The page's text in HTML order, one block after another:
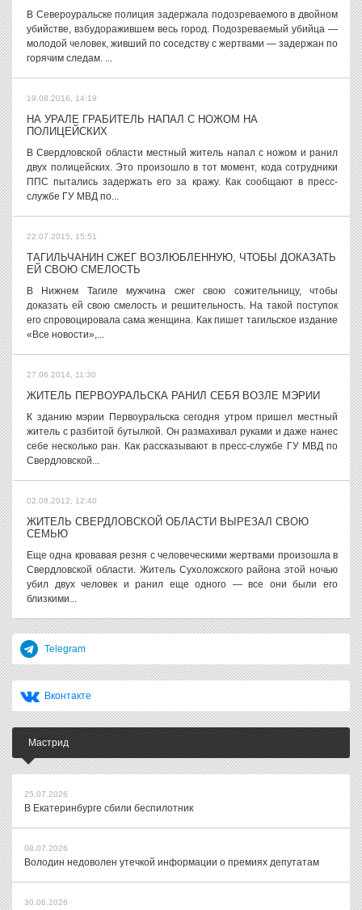
В Североуральске полиция задержала подозреваемого в двойном
убийстве, взбудоражившем весь город. Подозреваемый убийца —
молодой человек, живший по соседству с жертвами — задержан по
горячим следам. ...
19.08.2016, 14:19
НА УРАЛЕ ГРАБИТЕЛЬ НАПАЛ С НОЖОМ НА
ПОЛИЦЕЙСКИХ
В Свердловской области местный житель напал с ножом и ранил
двух полицейских. Это произошло в тот момент, кода сотрудники
ППС пытались задержать его за кражу. Как сообщают в пресс-
службе ГУ МВД по...
22.07.2015, 15:51
ТАГИЛЬЧАНИН СЖЕГ ВОЗЛЮБЛЕННУЮ, ЧТОБЫ ДОКАЗАТЬ
ЕЙ СВОЮ СМЕЛОСТЬ
В Нижнем Тагиле мужчина сжег свою сожительницу, чтобы
доказать ей свою смелость и решительность. На такой поступок
его спровоцировала сама женщина. Как пишет тагильское издание
«Все новости»,...
27.06.2014, 11:30
ЖИТЕЛЬ ПЕРВОУРАЛЬСКА РАНИЛ СЕБЯ ВОЗЛЕ МЭРИИ
К зданию мэрии Первоуральска сегодня утром пришел местный
житель с разбитой бутылкой. Он размахивал руками и даже нанес
себе несколько ран. Как рассказывают в пресс-службе ГУ МВД по
Свердловской...
02.08.2012, 12:40
ЖИТЕЛЬ СВЕРДЛОВСКОЙ ОБЛАСТИ ВЫРЕЗАЛ СВОЮ
СЕМЬЮ
Еще одна кровавая резня с человеческими жертвами произошла в
Свердловской области. Житель Сухоложского района этой ночью
убил двух человек и ранил еще одного — все они были его
близкими...
Telegram
Вконтакте
Мастрид
25.07.2026
В Екатеринбурге сбили беспилотник
08.07.2026
Володин недоволен утечкой информации о премиях депутатам
30.06.2026